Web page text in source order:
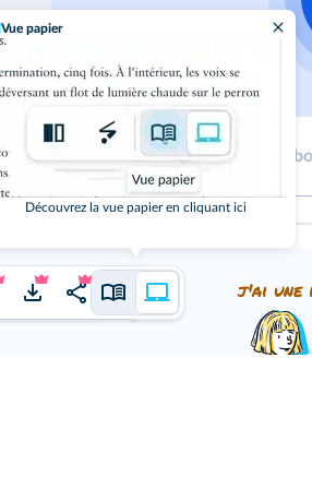
Vue papier
Découvrez la vue papier en cliquant ici
Cliquez sur le
j'ai une